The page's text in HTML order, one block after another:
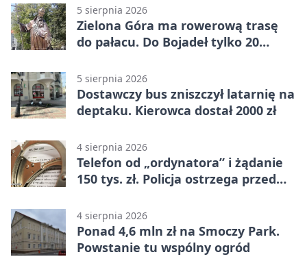
5 sierpnia 2026
Zielona Góra ma rowerową trasę
do pałacu. Do Bojadeł tylko 20
5 sierpnia 2026
Dostawczy bus zniszczył latarnię na
deptaku. Kierowca dostał 2000 zł
4 sierpnia 2026
Telefon od „ordynatora” i żądanie
150 tys. zł. Policja ostrzega przed
4 sierpnia 2026
Ponad 4,6 mln zł na Smoczy Park.
Powstanie tu wspólny ogród